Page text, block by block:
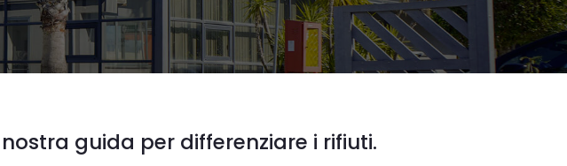
guida per differenziare i rifiuti.